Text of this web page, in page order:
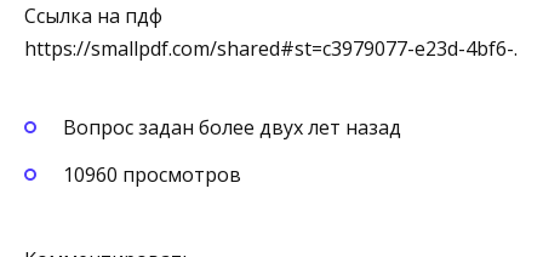
Ссылка на пдф
https://smallpdf.com/shared#st=c3979077-e23d-4bf6-.
Вопрос задан более двух лет назад
10960 просмотров